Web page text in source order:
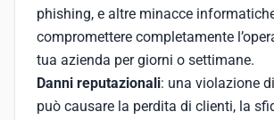
phishing, e altre minacce
compromettere completamente
tua azienda per giorni o settimane.
Danni reputazionali: una violazione
può causare la perdita di clienti, la